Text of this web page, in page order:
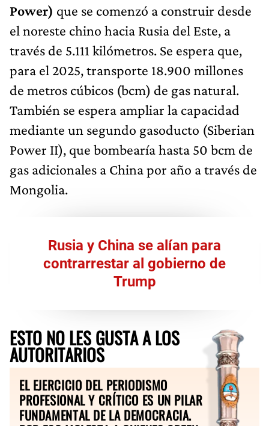
Power) que se comenzó a construir desde
el noreste chino hacia Rusia del Este, a
través de 5.111 kilómetros. Se espera que,
para el 2025, transporte 18.900 millones
de metros cúbicos (bcm) de gas natural.
También se espera ampliar la capacidad
mediante un segundo gasoducto (Siberian
Power II), que bombearía hasta 50 bcm de
gas adicionales a China por año a través de
Mongolia.
Rusia y China se alían para
contrarrestar al gobierno de
Trump
ESTO NO LES GUSTA A LOS
AUTORITARIOS
EL EJERCICIO DEL PERIODISMO
PROFESIONAL Y CRÍTICO ES UN PILAR
FUNDAMENTAL DE LA DEMOCRACIA.